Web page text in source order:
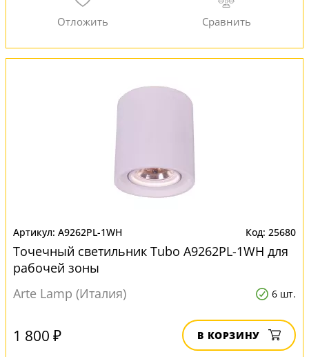
A9262PL-1WH 25680
Точечный светильник Tubo A9262PL-1WH для
рабочей зоны
Arte Lamp (Италия)
6 шт.
1 800 ₽ В КОРЗИНУ